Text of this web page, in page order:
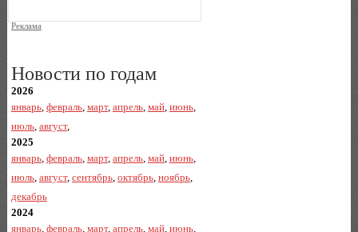
Реклама
Новости по годам
2026
январь, февраль, март, апрель, май, июнь,
июль, август,
2025
январь, февраль, март, апрель, май, июнь,
июль, август, сентябрь, октябрь, ноябрь,
декабрь
2024
январь, февраль, март, апрель, май, июнь,